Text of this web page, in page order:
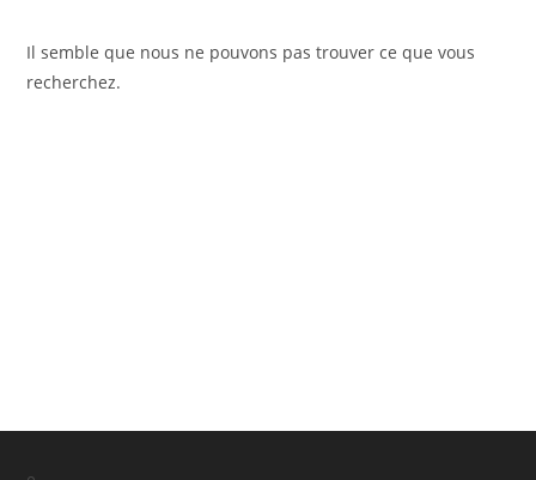
Il semble que nous ne pouvons pas trouver ce que vous
recherchez.